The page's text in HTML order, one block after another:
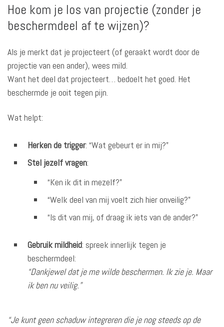
Hoe kom je los van projectie (zonder je
beschermdeel af te wijzen)?
Als je merkt dat je projecteert (of geraakt wordt door de
projectie van een ander), wees mild.
Want het deel dat projecteert… bedoelt het goed. Het
beschermde je ooit tegen pijn.
Wat helpt:
Herken de trigger: “Wat gebeurt er in mij?”
Stel jezelf vragen:
“Ken ik dit in mezelf?”
“Welk deel van mij voelt zich hier onveilig?”
“Is dit van mij, of draag ik iets van de ander?”
Gebruik mildheid: spreek innerlijk tegen je
beschermdeel:
“Dankjewel dat je me wilde beschermen. Ik zie je. Maar
ik ben nu veilig.”
“Je kunt geen schaduw integreren die je nog steeds op de